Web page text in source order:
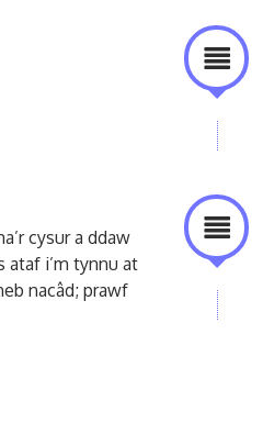
cysur a ddaw
ataf i’m tynnu at
nacâd; prawf